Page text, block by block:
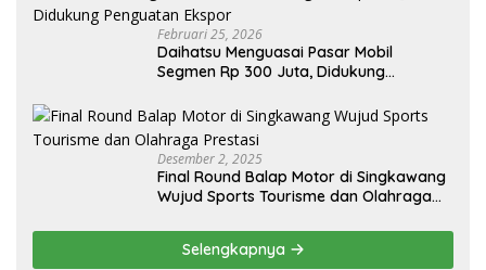
Februari 25, 2026
Daihatsu Menguasai Pasar Mobil
Segmen Rp 300 Juta, Didukung
Desember 2, 2025
Final Round Balap Motor di Singkawang
Wujud Sports Tourisme dan Olahraga
Selengkapnya